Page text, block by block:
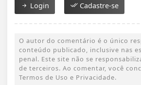
Login Cadastre-se
O autor do comentário é o único
conteúdo publicado, inclusive nas
penal. Este site não se
de terceiros. Ao comentar, você
Termos de Uso e Privacidade.